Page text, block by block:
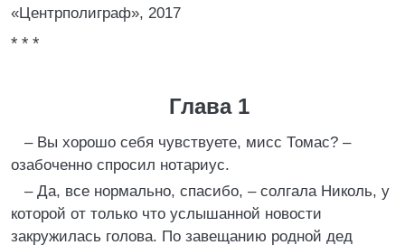
«Центрполиграф», 2017
* * *
Глава 1
– Вы хорошо себя чувствуете, мисс Томас? –
озабоченно спросил нотариус.
– Да, все нормально, спасибо, – солгала Николь, у
которой от только что услышанной новости
закружилась голова. По завещанию родной дед